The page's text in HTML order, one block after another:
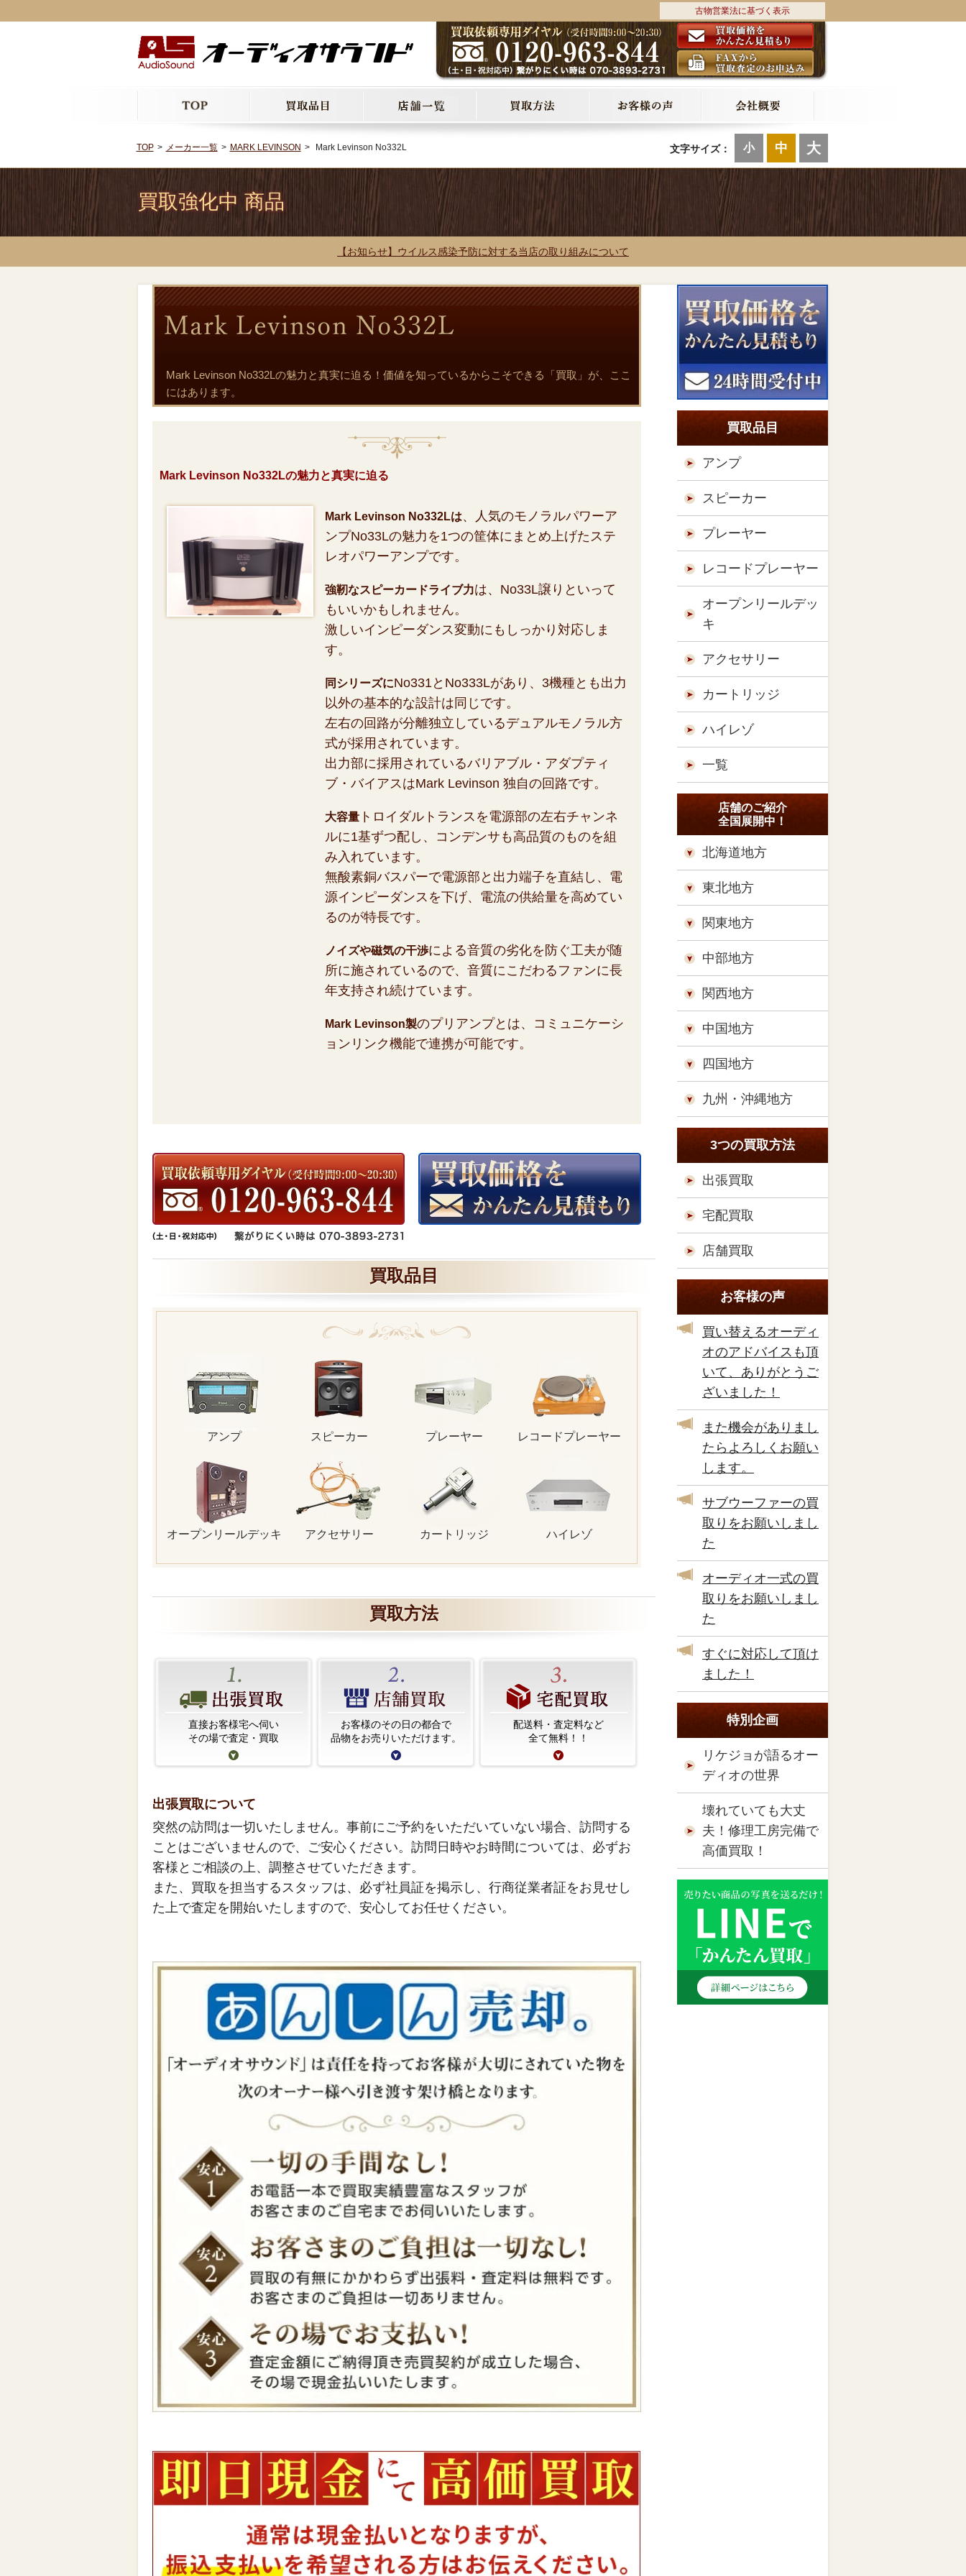
古物営業法に基づく表示
文字サイズ： 小 中 大
TOP メーカー一覧 MARK LEVINSON Mark Levinson No332L
買取強化中 商品
【お知らせ】ウイルス感染予防に対する当店の取り組みについて
Mark Levinson No332Lの魅力と真実に迫る！価値を知っているからこそできる「買取」が、ここ
にはあります。
Mark Levinson No332Lの魅力と真実に迫る
Mark Levinson No332Lは、人気のモノラルパワーア
ンプNo33Lの魅力を1つの筐体にまとめ上げたステ
レオパワーアンプです。
強靭なスピーカードライブ力は、No33L譲りといって
もいいかもしれません。
激しいインピーダンス変動にもしっかり対応しま
す。
同シリーズにNo331とNo333Lがあり、3機種とも出力
以外の基本的な設計は同じです。
左右の回路が分離独立しているデュアルモノラル方
式が採用されています。
出力部に採用されているバリアブル・アダプティ
ブ・バイアスはMark Levinson 独自の回路です。
大容量 トロイダルトランスを電源部の左右チャンネ
ルに1基ずつ配し、コンデンサも高品質のものを組
み入れています。
無酸素銅バスパーで電源部と出力端子を直結し、電
源インピーダンスを下げ、電流の供給量を高めてい
るのが特長です。
ノイズや磁気の干渉による音質の劣化を防ぐ工夫が随
所に施されているので、音質にこだわるファンに長
年支持され続けています。
Mark Levinson製のプリアンプとは、コミュニケーシ
ョンリンク機能で連携が可能です。
買取品目
アンプ スピーカー プレーヤー レコードプレーヤー
オープンリールデッキ アクセサリー カートリッジ ハイレゾ
買取方法
直接お客様宅へ伺い
その場で査定・買取
お客様のその日の都合で
品物をお売りいただけます。
配送料・査定料など
全て無料！！
出張買取について
突然の訪問は一切いたしません。事前にご予約をいただいていない場合、訪問する
ことはございませんので、ご安心ください。訪問日時やお時間については、必ずお
客様とご相談の上、調整させていただきます。
また、買取を担当するスタッフは、必ず社員証を掲示し、行商従業者証をお見せし
た上で査定を開始いたしますので、安心してお任せください。
買取品目
アンプ
スピーカー
プレーヤー
レコードプレーヤー
オープンリールデッ
キ
アクセサリー
カートリッジ
ハイレゾ
一覧
店舗のご紹介
全国展開中！
北海道地方
東北地方
関東地方
中部地方
関西地方
中国地方
四国地方
九州・沖縄地方
3つの買取方法
出張買取
宅配買取
店舗買取
お客様の声
買い替えるオーディ
オのアドバイスも頂
いて、ありがとうご
ざいました！
また機会がありまし
たらよろしくお願い
します。
サブウーファーの買
取りをお願いしまし
た
オーディオ一式の買
取りをお願いしまし
た
すぐに対応して頂け
ました！
特別企画
リケジョが語るオー
ディオの世界
壊れていても大丈
夫！修理工房完備で
高価買取！